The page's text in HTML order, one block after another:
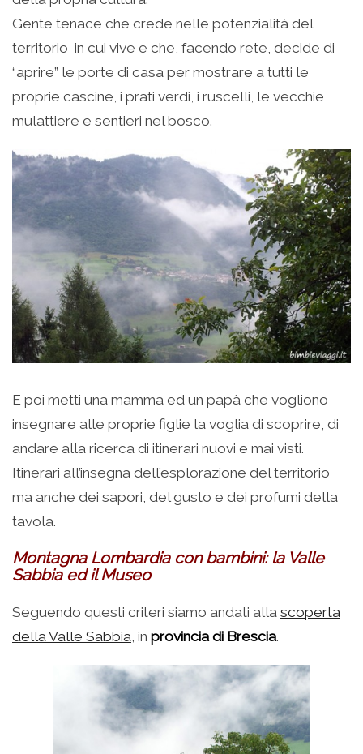
Gente tenace che crede nelle potenzialità del
territorio in cui vive e che, facendo rete, decide di
“aprire” le porte di casa per mostrare a tutti le
proprie cascine, i prati verdi, i ruscelli, le vecchie
mulattiere e sentieri nel bosco.
E poi metti una mamma ed un papà che vogliono
insegnare alle proprie figlie la voglia di scoprire, di
andare alla ricerca di itinerari nuovi e mai visti.
Itinerari all’insegna dell’esplorazione del territorio
ma anche dei sapori, del gusto e dei profumi della
tavola.
Montagna Lombardia con bambini: la Valle
Sabbia ed il Museo
Seguendo questi criteri siamo andati alla scoperta
della Valle Sabbia, in provincia di Brescia.